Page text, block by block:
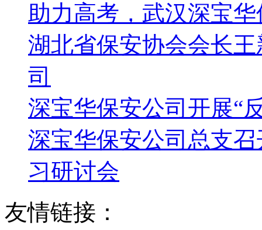
助力高考，武汉深宝
湖北省保安协会会长
司
深宝华保安公司开展“
深宝华保安公司总支
习研讨会
友情链接：